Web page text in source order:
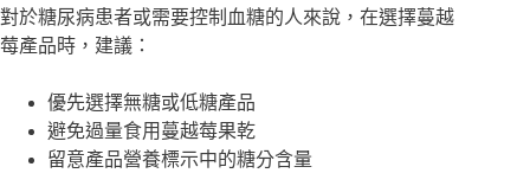
對於糖尿病患者或需要控制血糖的人來說，在選擇蔓越
莓產品時，建議：
優先選擇無糖或低糖產品
避免過量食用蔓越莓果乾
留意產品營養標示中的糖分含量